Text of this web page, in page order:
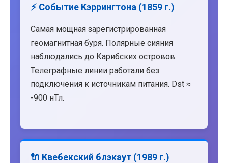
⚡ Событие Кэррингтона (1859 г.)
Самая мощная зарегистрированная
геомагнитная буря. Полярные сияния
наблюдались до Карибских островов.
Телеграфные линии работали без
подключения к источникам питания. Dst ≈
-900 нТл.
🔌 Квебекский блэкаут (1989 г.)